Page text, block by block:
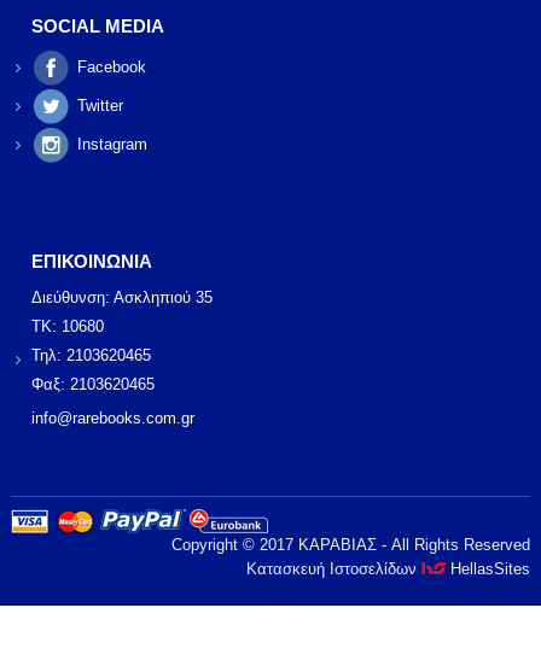
SOCIAL MEDIA
Facebook
Twitter
Instagram
ΕΠΙΚΟΙΝΩΝΙΑ
Διεύθυνση: Ασκληπιού 35
ΤΚ: 10680
Τηλ: 2103620465
Φαξ: 2103620465
info@rarebooks.com.gr
Copyright © 2017 ΚΑΡΑΒΙΑΣ - All Rights Reserved
Κατασκευή Ιστοσελίδων
HellasSites